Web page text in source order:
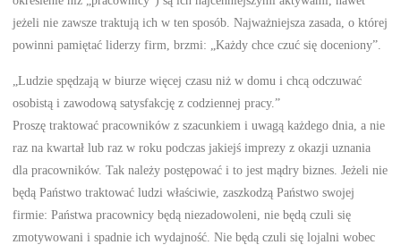
jeżeli nie zawsze traktują ich w ten sposób. Najważniejsza zasada, o której
powinni pamiętać liderzy firm, brzmi: „Każdy chce czuć się doceniony”.
„Ludzie spędzają w biurze więcej czasu niż w domu i chcą odczuwać
osobistą i zawodową satysfakcję z codziennej pracy.”
Proszę traktować pracowników z szacunkiem i uwagą każdego dnia, a nie
raz na kwartał lub raz w roku podczas jakiejś imprezy z okazji uznania
dla pracowników. Tak należy postępować i to jest mądry biznes. Jeżeli nie
będą Państwo traktować ludzi właściwie, zaszkodzą Państwo swojej
firmie: Państwa pracownicy będą niezadowoleni, nie będą czuli się
zmotywowani i spadnie ich wydajność. Nie będą czuli się lojalni wobec